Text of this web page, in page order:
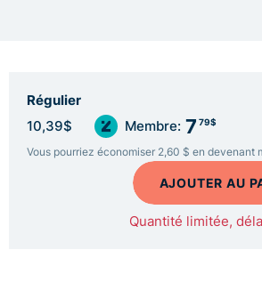
Régulier
10,39$ Membre: 7 79$
Vous pourriez économiser 2,60 $ en devenant
AJOUTER AU
Quantité limitée,